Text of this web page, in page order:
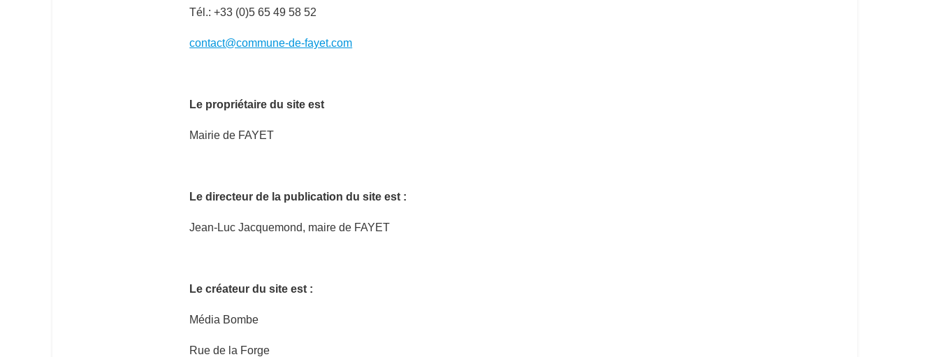
Tél.: +33 (0)5 65 49 58 52
contact@commune-de-fayet.com
Le propriétaire du site est
Mairie de FAYET
Le directeur de la publication du site est :
Jean-LucJacquemond, maire de FAYET
Le créateur du site est :
Média Bombe
Rue de la Forge